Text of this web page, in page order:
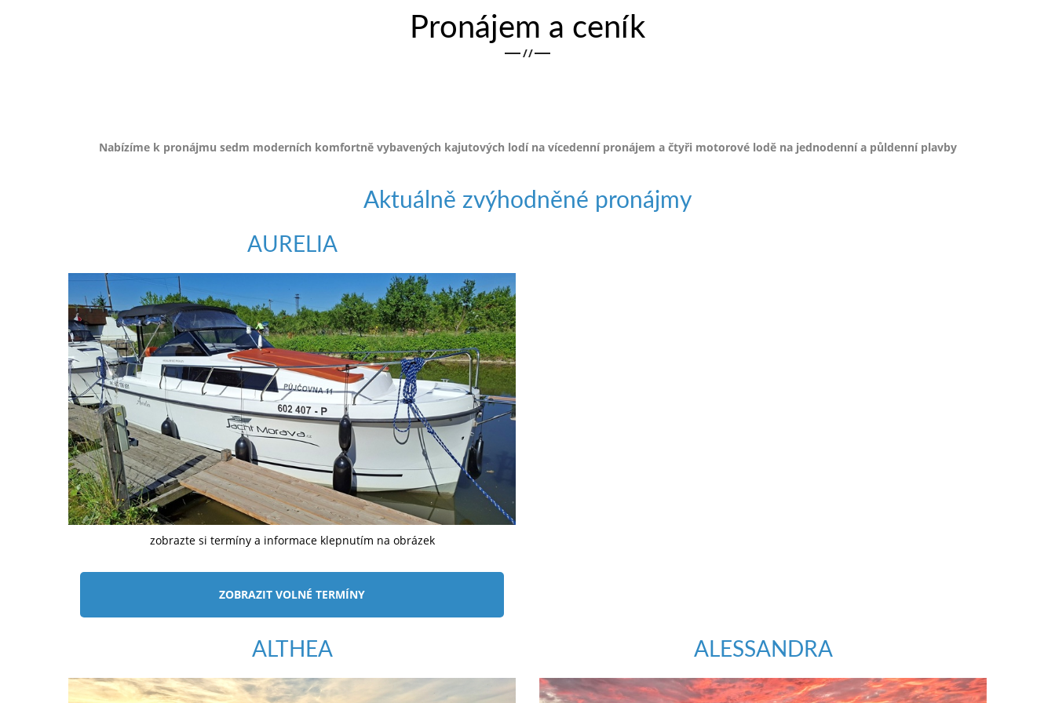
Pronájem a ceník
/ /
Nabízíme k pronájmu sedm moderních komfortně vybavených kajutových lodí na vícedenní pronájem a čtyři motorové lodě na jednodenní a půldenní plavby
Aktuálně zvýhodněné pronájmy
AURELIA
zobrazte si termíny a informace klepnutím na obrázek
ZOBRAZIT VOLNÉ TERMÍNY
ALTHEA ALESSANDRA